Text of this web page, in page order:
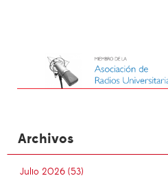
Archivos
Julio 2026 (53)